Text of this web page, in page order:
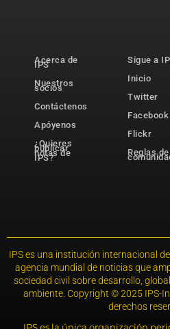
Acerca de
IPS
Nuestros
socios
Contáctenos
Apóyenos
¿Quieres
publicar
notas de
IPS?
Sigue a
Inicio
Twitter
Facebook
Flickr
Reglas de
IPS es una institución internacional
agencia mundial de noticias que
sociedad civil sobre desarrollo,
ambiente. Copyright © 2025 IPS-
derechos